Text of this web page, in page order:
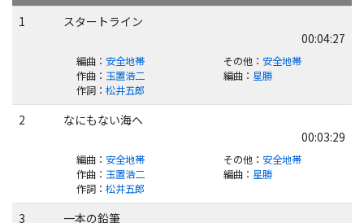
1
スタートライン
00:04:27
編曲： 安全地帯 その他： 安全地帯
作曲： 玉置浩二 編曲： 星勝
作詞： 松井五郎
2
なにもない海へ
00:03:29
編曲： 安全地帯 その他： 安全地帯
作曲： 玉置浩二 編曲： 星勝
作詞： 松井五郎
3 一本の鉛筆